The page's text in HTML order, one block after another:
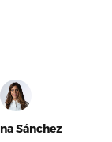
Sánchez